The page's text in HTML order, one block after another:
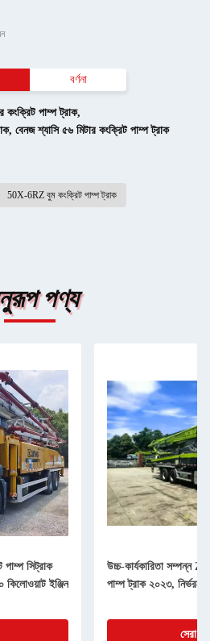
বর্ণনা
কংক্রিট পাম্প ট্রাক,
, বেনজ শ্যাসি ৫৬ মিটার কংক্রিট পাম্প ট্রাক
50X-6RZ বুম কংক্রিট পাম্প ট্রাক
পণ্য
সিট্রাক
কিলোওয়াট ইঞ্জিন
উচ্চ-কার্যকারিতা সম্পন্ন
পাম্প ট্রাক ২০২৩,
সেরা